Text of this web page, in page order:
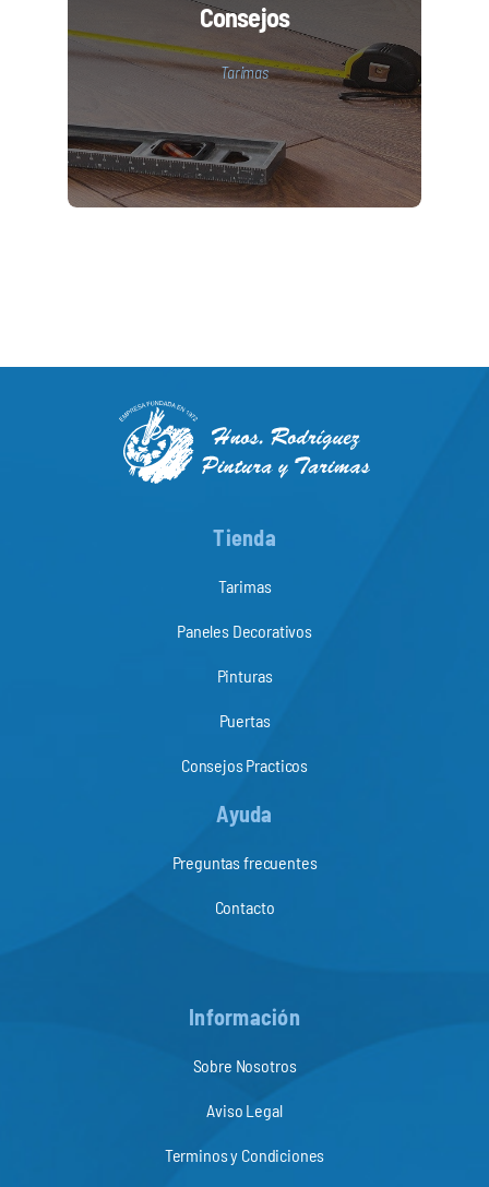
Consejos
Tarimas
Tienda
Tarimas
Paneles Decorativos
Pinturas
Puertas
Consejos Practicos
Ayuda
Preguntas frecuentes
Contacto
Información
Sobre Nosotros
Aviso Legal
Terminos y Condiciones